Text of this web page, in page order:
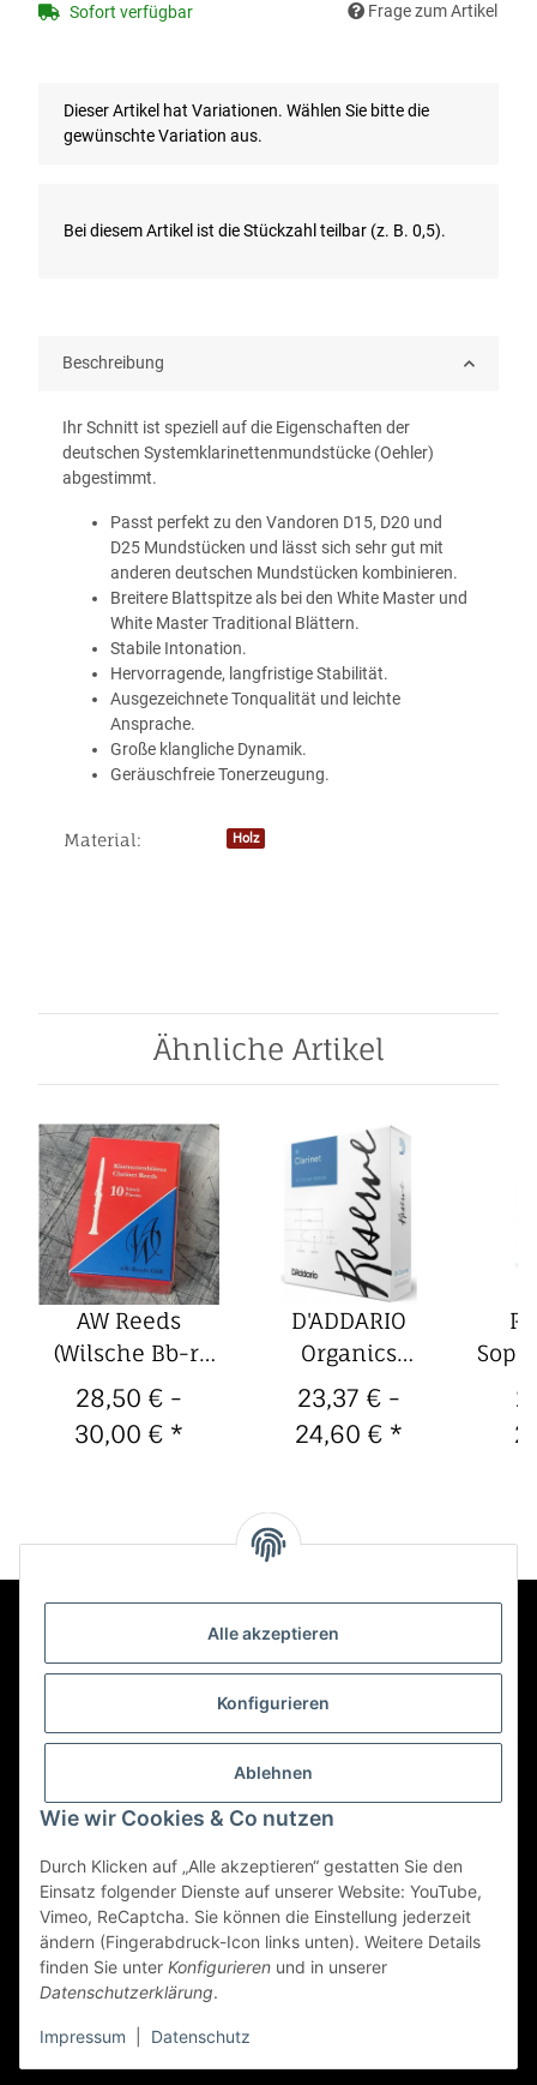
Alle akzeptieren
Konfigurieren
Ablehnen
Wie wir Cookies & Co nutzen
Durch Klicken auf „Alle akzeptieren“ gestatten Sie den
Einsatz folgender Dienste auf unserer Website: YouTube,
Vimeo, ReCaptcha. Sie können die Einstellung jederzeit
ändern (Fingerabdruck-Icon links unten). Weitere Details
finden Sie unter Konfigurieren und in unserer
Datenschutzerklärung.
Impressum Datenschutz
Sofort verfügbar Frage zum Artikel
x
Dieser Artikel hat Variationen. Wählen Sie bitte die
gewünschte Variation aus.
Bei diesem Artikel ist die Stückzahl teilbar (z. B. 0,5).
Beschreibung
Ihr Schnitt ist speziell auf die Eigenschaften der
deutschen Systemklarinettenmundstücke (Oehler)
abgestimmt.
Passt perfekt zu den Vandoren D15, D20 und
D25 Mundstücken und lässt sich sehr gut mit
anderen deutschen Mundstücken kombinieren.
Breitere Blattspitze als bei den White Master und
White Master Traditional Blättern.
Stabile Intonation.
Hervorragende, langfristige Stabilität.
Ausgezeichnete Tonqualität und leichte
Ansprache.
Große klangliche Dynamik.
Geräuschfreie Tonerzeugung.
Produkteigenschaft
Wert
Material: Holz
Ähnliche Artikel
AW Reeds
(Wilsche Bb-r)
Schnitt
105/120/145
deutsche Bb-
Packung)
28,50 € -
30,00 € *
D'ADDARIO
Organics
Reserve Bb-
Böhmklarinette-
Blätter (10er
23,37 € -
24,60 € *
Mehr über
Vertrag widerrufen
* Alle Preise inkl. gesetzlicher USt., zzgl.